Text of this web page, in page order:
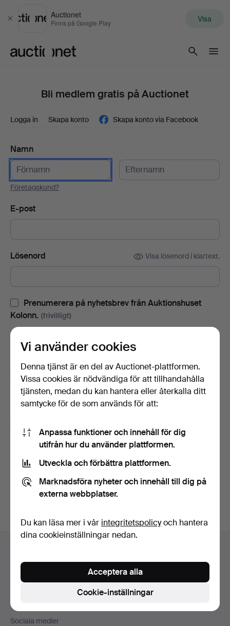
Stäng
Auctionet
Finns på Google Play Visa
Bli medlem gratis på Auctionet
Logga in Skapa konto Skapa konto via Facebook
Namn
Företagskund?
E-post
Lösenord Visa lösenord i klartext.
Prenumerera på nyhetsbrev från Auktionshuset
Kolonn. (frivilligt)
Med bl.a. auktionskataloger, inbjudningar till evenemang och
nyheter. Om du ångrar dig kan du enkelt avsluta
prenumerationen.
Prenumerera på Auctionets nyhetsbrev. (frivilligt)
Med bl.a. experttips, utvalda föremål och inspiration. Om du
ångrar dig kan du enkelt avsluta prenumerationen.
användarvillkoren,köpvillkoren samt bekräftar att jag
har tagit del avintegritetspolicyn.
Skapa konto
Sidfotsnavigation
Kontakta support
Alla auktionshus
Vi skickar med
Sociala medier
Vi använder cookies
Denna tjänst är en del av Auctionet-plattformen.
Vissa cookies är nödvändiga för att tillhandahålla
tjänsten, medan du kan hantera eller återkalla ditt
samtycke för de som används för att:
Anpassa funktioner och innehåll för dig
utifrån hur du använder plattformen.
Utveckla och förbättra plattformen.
Marknadsföra nyheter och innehåll till dig på
externa webbplatser.
Du kan läsa mer i vår integritetspolicyoch hantera
dina cookieinställningar nedan.
Cookie-inställningar
Acceptera alla